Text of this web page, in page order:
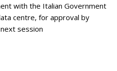
with the Italian Government
centre, for approval by
session